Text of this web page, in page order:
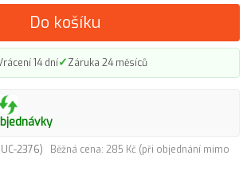
Do košíku
14 dní✓Záruka 24 měsíců
2376)
Běžná cena: 285 Kč (při objednání mimo